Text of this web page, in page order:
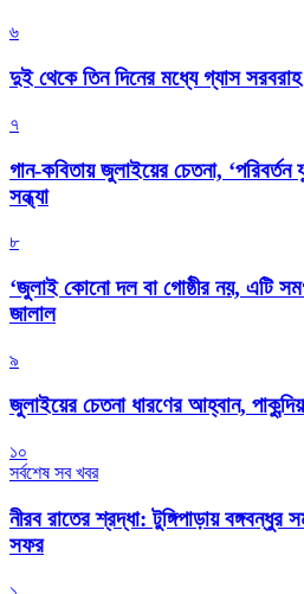
৬
দুই থেকে তিন দিনের মধ্যে গ্যাস সরবরাহ
৭
গান-কবিতায় জুলাইয়ের চেতনা,
সন্ধ্যা
৮
‘জুলাই কোনো দল বা গোষ্ঠীর নয়, এটি
জালাল
৯
জুলাইয়ের চেতনা ধারণের আহ্বান,
১০
সর্বশেষ সব খবর
নীরব রাতের শ্রদ্ধা: টুঙ্গিপাড়ায় বঙ্গবন্ধুর
সফর